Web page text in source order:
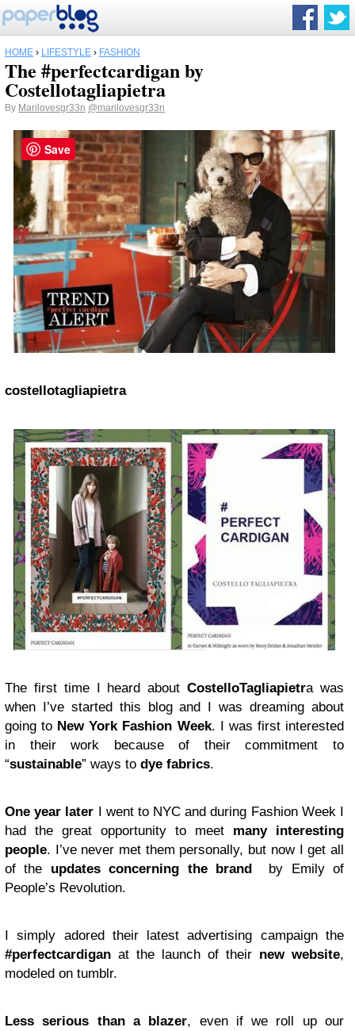
HOME › LIFESTYLE › FASHION
The #perfectcardigan by
Costellotagliapietra
By Marilovesgr33n @marilovesgr33n
costellotagliapietra
The first time I heard aboutCostelloTagliapietra was
when I’ve started this blog and I was dreaming about
going to New York Fashion Week. I was first interested
in their work because of their commitment to
“sustainable” ways to dye fabrics.
One year later I went to NYC and during Fashion Week I
had the great opportunity to meet many interesting
people. I’ve never met them personally, but now I get all
of the updates concerning the brand by Emily of
People’s Revolution.
I simply adored their latest advertising campaign the
#perfectcardigan at the launch of their new website,
modeled on tumblr.
Less serious than a blazer, even if we roll up our
Save